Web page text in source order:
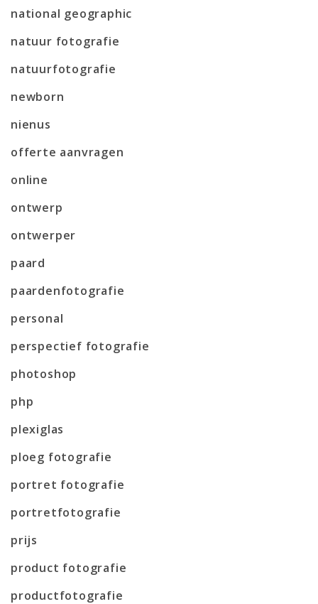
national geographic
natuur fotografie
natuurfotografie
newborn
nienus
offerte aanvragen
online
ontwerp
ontwerper
paard
paardenfotografie
personal
perspectief fotografie
photoshop
php
plexiglas
ploeg fotografie
portret fotografie
portretfotografie
prijs
product fotografie
productfotografie